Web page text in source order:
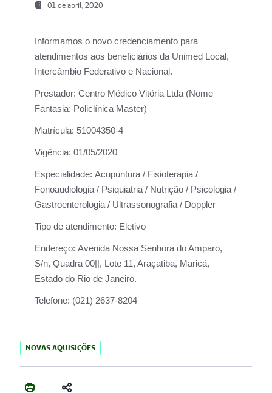
01 de abril, 2020
Informamos o novo credenciamento para
atendimentos aos beneficiários da Unimed Local,
Intercâmbio Federativo e Nacional.
Prestador: Centro Médico Vitória Ltda (Nome
Fantasia: Policlínica Master)
Matrícula: 51004350-4
Vigência: 01/05/2020
Especialidade: Acupuntura / Fisioterapia /
Fonoaudiologia / Psiquiatria / Nutrição / Psicologia /
Gastroenterologia / Ultrassonografia / Doppler
Tipo de atendimento: Eletivo
Endereço: Avenida Nossa Senhora do Amparo,
S/n, Quadra 00||, Lote 11, Araçatiba, Maricá,
Estado do Rio de Janeiro.
Telefone: (021) 2637-8204
NOVAS AQUISIÇÕES